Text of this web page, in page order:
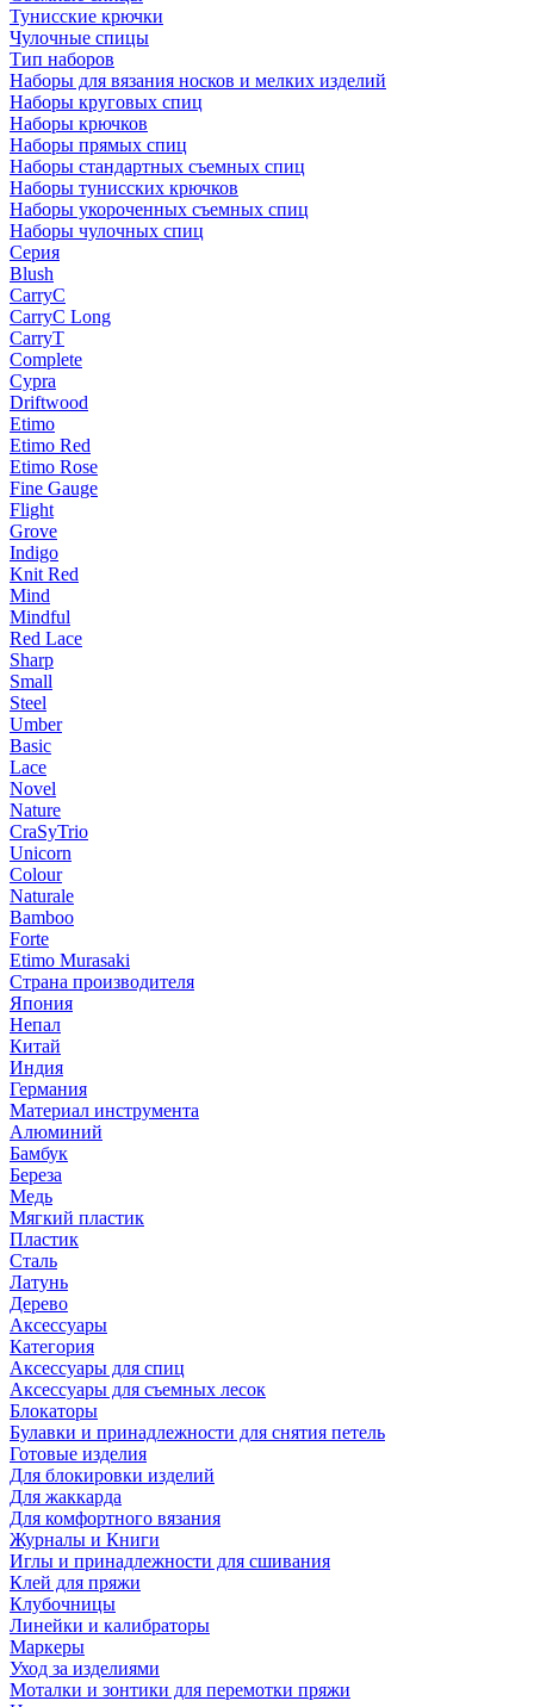
Тунисские крючки
Чулочные спицы
Тип наборов
Наборы для вязания носков и мелких изделий
Наборы круговых спиц
Наборы крючков
Наборы прямых спиц
Наборы стандартных съемных спиц
Наборы тунисских крючков
Наборы укороченных съемных спиц
Наборы чулочных спиц
Серия
Blush
CarryC
CarryC Long
CarryT
Complete
Cypra
Driftwood
Etimo
Etimo Red
Etimo Rose
Fine Gauge
Flight
Grove
Indigo
Knit Red
Mind
Mindful
Red Lace
Sharp
Small
Steel
Umber
Basic
Lace
Novel
Nature
CraSyTrio
Unicorn
Colour
Naturale
Bamboo
Forte
Etimo Murasaki
Страна производителя
Япония
Непал
Китай
Индия
Германия
Материал инструмента
Алюминий
Бамбук
Береза
Медь
Мягкий пластик
Пластик
Сталь
Латунь
Дерево
Аксессуары
Категория
Аксессуары для спиц
Аксессуары для съемных лесок
Блокаторы
Булавки и принадлежности для снятия петель
Готовые изделия
Для блокировки изделий
Для жаккарда
Для комфортного вязания
Журналы и Книги
Иглы и принадлежности для сшивания
Клей для пряжи
Клубочницы
Линейки и калибраторы
Маркеры
Уход за изделиями
Моталки и зонтики для перемотки пряжи